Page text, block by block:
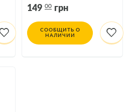
149 00 грн
СООБЩИТЬ О
НАЛИЧИИ